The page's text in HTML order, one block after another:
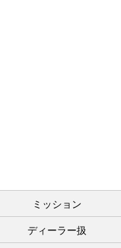
ミッション
ディーラー扱